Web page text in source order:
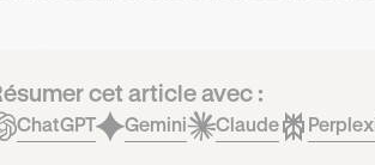
cet article avec :
ChatGPT Gemini Claude